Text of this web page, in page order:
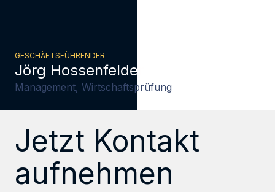
GESCHÄFTSFÜHRENDER
Jörg Hossenfelder
Management, Wirtschaftsprüfung
Jetzt Kontakt
aufnehmen